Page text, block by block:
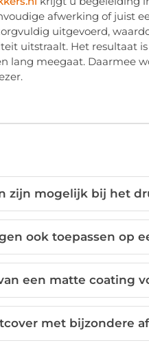
afwerking of juist
uitgevoerd,
uitstraalt. Het resultaat
lang meegaat. Daarmee
zijn mogelijk bij het
ook toepassen op
een matte coating
met bijzondere